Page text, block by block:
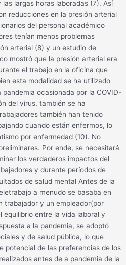
largas horas laboradas (7). Así
reducciones en la presión arterial
del personal académico
tenían menos problemas
arterial (8) y un estudio de
mostró que la presión arterial era
el trabajo en la oficina que
esta modalidad se ha utilizado
ocasionada por la COVID-
del virus, también se ha
también han tenido
cuando están enfermos, lo
por enfermedad (10). No
Por ende, se necesitará
los verdaderos impactos del
y durante períodos de
de salud mental Antes de la
a menudo se basaba en
trabajador y un empleador(por
equilibrio entre la vida laboral y
a la pandemia, se adoptó
y de salud pública, lo que
potencial de las preferencias de los
antes de a pandemia de la